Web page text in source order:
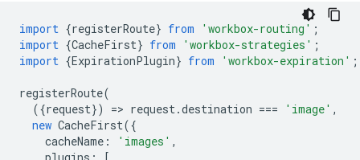
import {registerRoute} from 'workbox-routing' ;
import {CacheFirst} from 'workbox-strategies' ;
import {ExpirationPlugin} from 'workbox-expiration' ;
registerRoute(
({request}) => request.destination === 'image' ,
new CacheFirst({
cacheName : 'images' ,